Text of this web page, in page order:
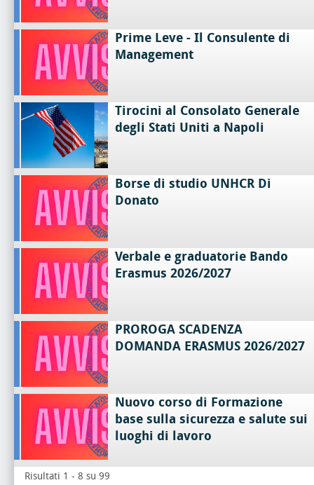
Prime Leve - Il Consulente di
Management
Tirocini al Consolato Generale
degli Stati Uniti a Napoli
Borse di studio UNHCR Di
Donato
Verbale e graduatorie Bando
Erasmus 2026/2027
PROROGA SCADENZA
DOMANDA ERASMUS 2026/2027
Nuovo corso di Formazione
base sulla sicurezza e salute sui
luoghi di lavoro
Risultati 1 - 8 su 99